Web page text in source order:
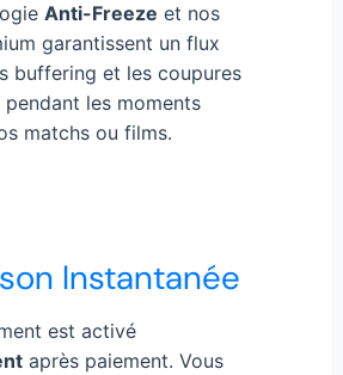
Anti-Freeze et nos
garantissent un flux
buffering et les coupures
les moments
matchs ou films.
Instantanée
est activé
après paiement. Vous